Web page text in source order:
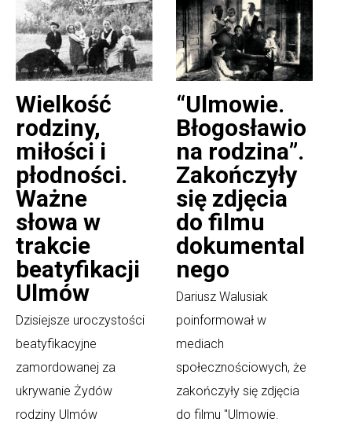
Wielkość
rodziny,
miłości i
płodności.
Ważne
słowa w
trakcie
beatyfikacji
Ulmów
Dzisiejsze uroczystości
beatyfikacyjne
zamordowanej za
ukrywanie Żydów
rodziny Ulmów
“Ulmowie.
Błogosławio
na rodzina”.
Zakończyły
się zdjęcia
do filmu
dokumental
nego
Dariusz Walusiak
poinformował w
mediach
społecznościowych, że
zakończyły się zdjęcia
do filmu "Ulmowie.